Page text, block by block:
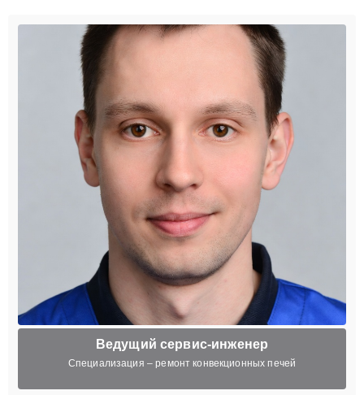
Ведущий сервис-инженер
Специализация – ремонт конвекционных печей